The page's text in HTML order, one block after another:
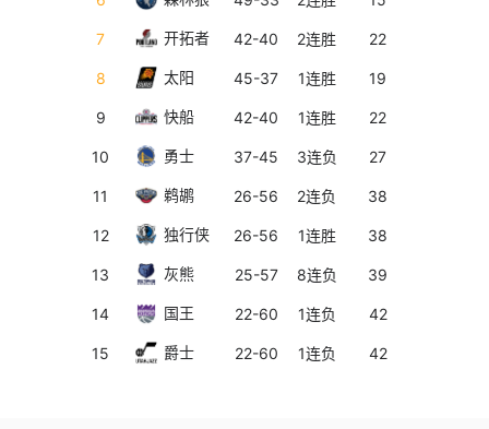
7 开拓者 42-40 2连胜 22
8 太阳 45-37 1连胜 19
9 快船 42-40 1连胜 22
10 勇士 37-45 3连负 27
11 鹈鹕 26-56 2连负 38
12 独行侠 26-56 1连胜 38
13 灰熊 25-57 8连负 39
14 国王 22-60 1连负 42
15 爵士 22-60 1连负 42